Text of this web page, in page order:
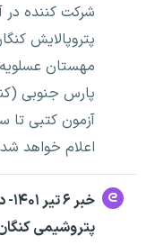
شرکت کننده
پتروپالایش
مهستان
پارس جنوبی
اعلام خواهد
پتروشیمی